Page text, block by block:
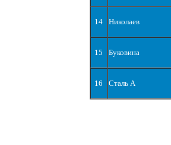
14 Николаев
15 Буковина
16 Сталь А